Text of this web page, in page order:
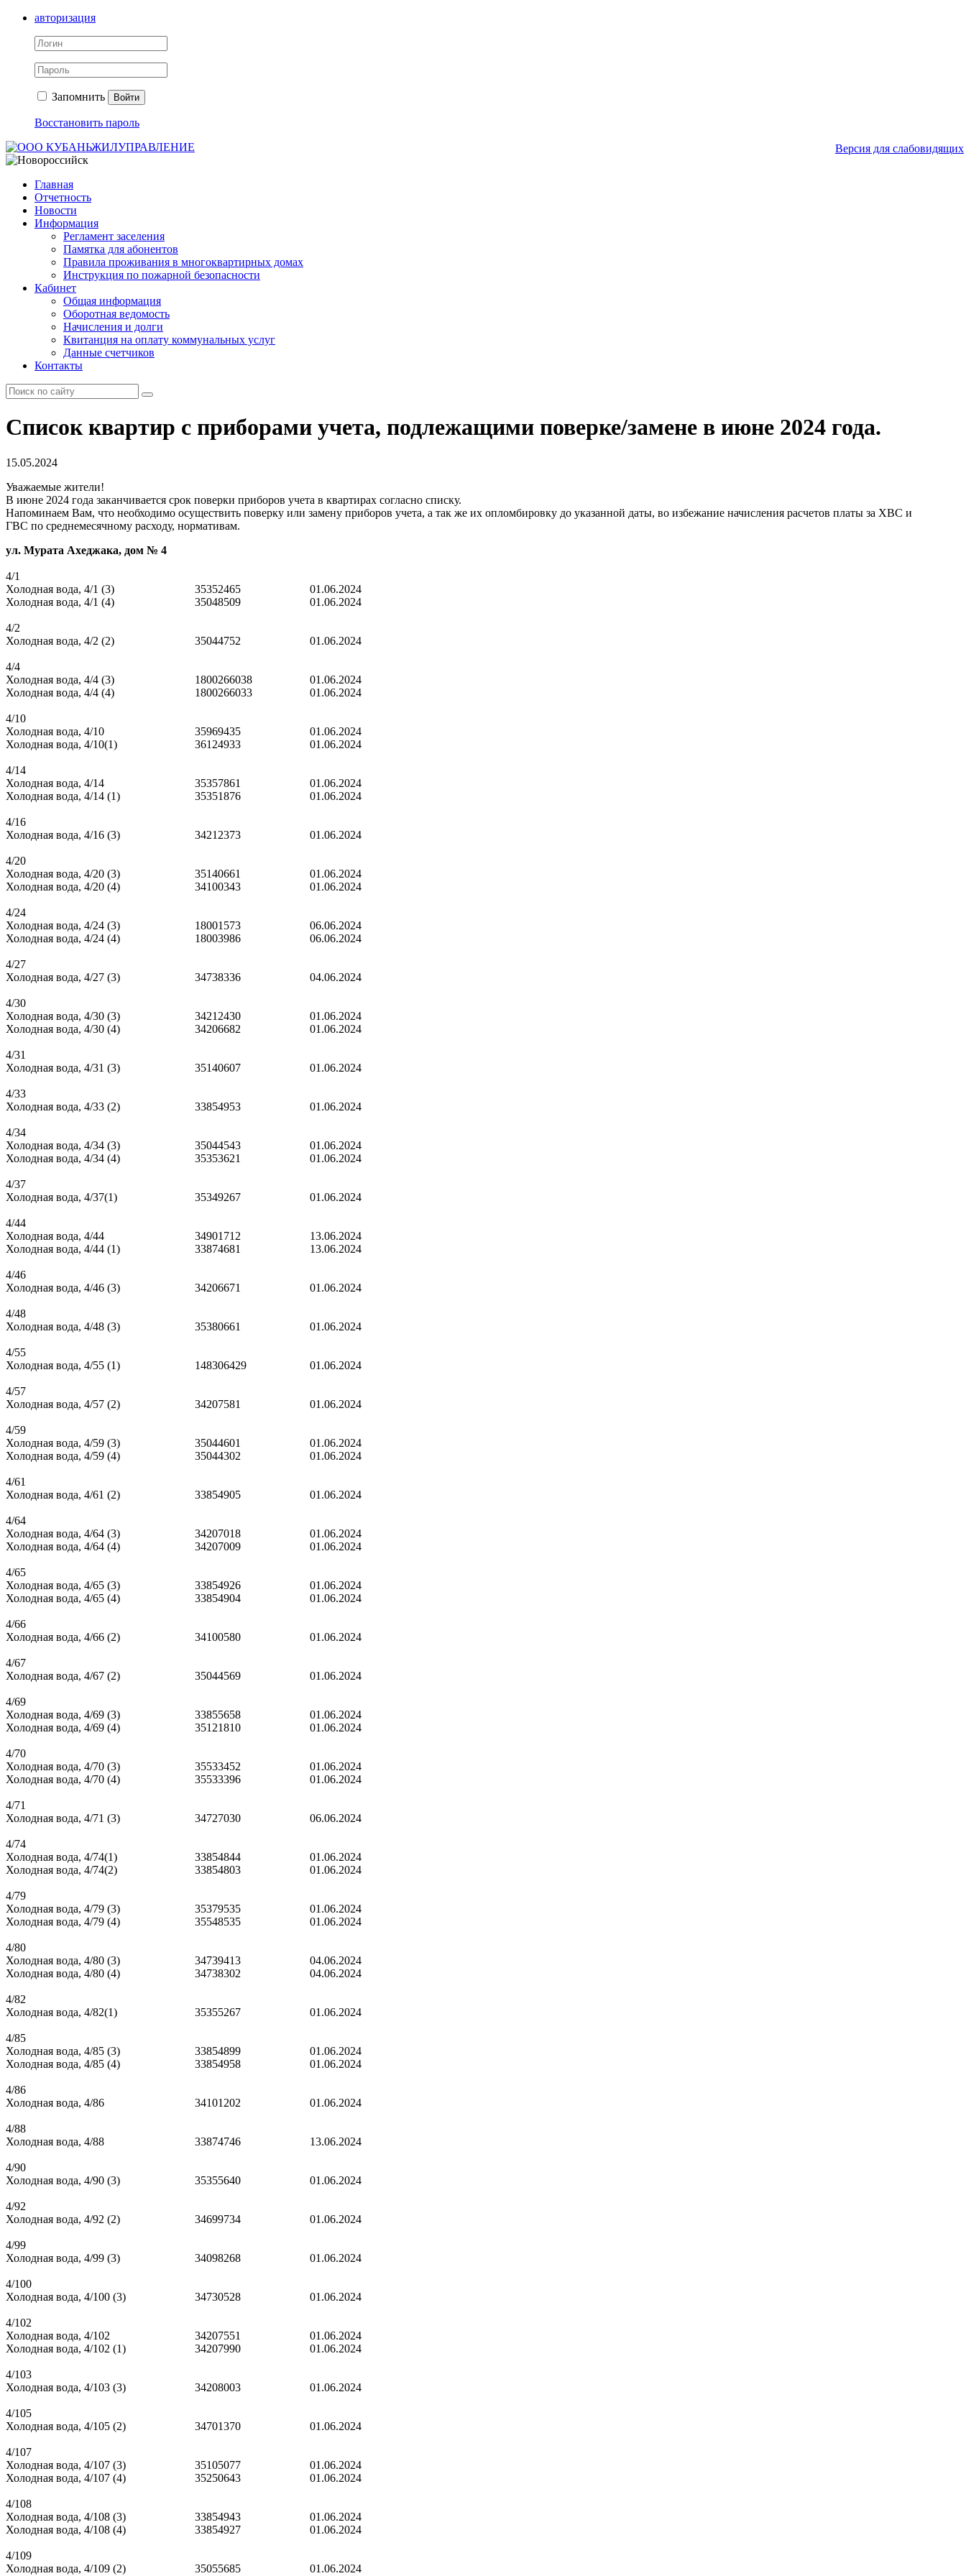
авторизация
Запомнить Войти
Восстановить пароль
Версия для слабовидящих
Главная
Отчетность
Новости
Информация
Регламент заселения
Памятка для абонентов
Правила проживания в многоквартирных домах
Инструкция по пожарной безопасности
Кабинет
Общая информация
Оборотная ведомость
Начисления и долги
Квитанция на оплату коммунальных услуг
Данные счетчиков
Контакты
Список квартир с приборами учета, подлежащими поверке/замене в июне 2024 года.
15.05.2024
Уважаемые жители!
В июне 2024 года заканчивается срок поверки приборов учета в квартирах согласно списку.
Напоминаем Вам, что необходимо осуществить поверку или замену приборов учета, а так же их опломбировку до указанной даты, во избежание начисления расчетов платы за ХВС и
ГВС по среднемесячному расходу, нормативам.
ул. Мурата Ахеджака, дом № 4
4/1
Холодная вода, 4/1 (3) 35352465 01.06.2024
Холодная вода, 4/1 (4)
35048509 01.06.2024
4/2
Холодная вода, 4/2 (2)
35044752 01.06.2024
4/4
Холодная вода, 4/4 (3)
1800266038
01.06.2024
Холодная вода, 4/4 (4)
1800266033 01.06.2024
4/10
Холодная вода, 4/10
35969435
01.06.2024
Холодная вода, 4/10(1)
36124933 01.06.2024
4/14
Холодная вода, 4/14
35357861
01.06.2024
Холодная вода, 4/14 (1)
35351876 01.06.2024
4/16
Холодная вода, 4/16 (3)
34212373 01.06.2024
4/20
Холодная вода, 4/20 (3)
35140661
01.06.2024
Холодная вода, 4/20 (4)
34100343 01.06.2024
4/24
Холодная вода, 4/24 (3)
18001573
06.06.2024
Холодная вода, 4/24 (4)
18003986 06.06.2024
4/27
Холодная вода, 4/27 (3)
34738336 04.06.2024
4/30
Холодная вода, 4/30 (3)
34212430
01.06.2024
Холодная вода, 4/30 (4)
34206682 01.06.2024
4/31
Холодная вода, 4/31 (3)
35140607 01.06.2024
4/33
Холодная вода, 4/33 (2)
33854953 01.06.2024
4/34
Холодная вода, 4/34 (3)
35044543
01.06.2024
Холодная вода, 4/34 (4)
35353621 01.06.2024
4/37
Холодная вода, 4/37(1)
35349267 01.06.2024
4/44
Холодная вода, 4/44
34901712
13.06.2024
Холодная вода, 4/44 (1)
33874681 13.06.2024
4/46
Холодная вода, 4/46 (3)
34206671 01.06.2024
4/48
Холодная вода, 4/48 (3)
35380661 01.06.2024
4/55
Холодная вода, 4/55 (1)
148306429 01.06.2024
4/57
Холодная вода, 4/57 (2)
34207581 01.06.2024
4/59
Холодная вода, 4/59 (3)
35044601
01.06.2024
Холодная вода, 4/59 (4)
35044302 01.06.2024
4/61
Холодная вода, 4/61 (2)
33854905 01.06.2024
4/64
Холодная вода, 4/64 (3)
34207018
01.06.2024
Холодная вода, 4/64 (4)
34207009 01.06.2024
4/65
Холодная вода, 4/65 (3)
33854926
01.06.2024
Холодная вода, 4/65 (4)
33854904 01.06.2024
4/66
Холодная вода, 4/66 (2)
34100580 01.06.2024
4/67
Холодная вода, 4/67 (2)
35044569 01.06.2024
4/69
Холодная вода, 4/69 (3)
33855658
01.06.2024
Холодная вода, 4/69 (4)
35121810 01.06.2024
4/70
Холодная вода, 4/70 (3)
35533452
01.06.2024
Холодная вода, 4/70 (4)
35533396 01.06.2024
4/71
Холодная вода, 4/71 (3)
34727030 06.06.2024
4/74
Холодная вода, 4/74(1)
33854844
01.06.2024
Холодная вода, 4/74(2)
33854803 01.06.2024
4/79
Холодная вода, 4/79 (3)
35379535
01.06.2024
Холодная вода, 4/79 (4)
35548535 01.06.2024
4/80
Холодная вода, 4/80 (3)
34739413
04.06.2024
Холодная вода, 4/80 (4)
34738302 04.06.2024
4/82
Холодная вода, 4/82(1)
35355267 01.06.2024
4/85
Холодная вода, 4/85 (3)
33854899
01.06.2024
Холодная вода, 4/85 (4)
33854958 01.06.2024
4/86
Холодная вода, 4/86
34101202 01.06.2024
4/88
Холодная вода, 4/88
33874746 13.06.2024
4/90
Холодная вода, 4/90 (3)
35355640 01.06.2024
4/92
Холодная вода, 4/92 (2)
34699734 01.06.2024
4/99
Холодная вода, 4/99 (3)
34098268 01.06.2024
4/100
Холодная вода, 4/100 (3)
34730528 01.06.2024
4/102
Холодная вода, 4/102
34207551
01.06.2024
Холодная вода, 4/102 (1)
34207990 01.06.2024
4/103
Холодная вода, 4/103 (3)
34208003 01.06.2024
4/105
Холодная вода, 4/105 (2)
34701370 01.06.2024
4/107
Холодная вода, 4/107 (3)
35105077
01.06.2024
Холодная вода, 4/107 (4)
35250643 01.06.2024
4/108
Холодная вода, 4/108 (3)
33854943
01.06.2024
Холодная вода, 4/108 (4)
33854927 01.06.2024
4/109
Холодная вода, 4/109 (2)
35055685 01.06.2024